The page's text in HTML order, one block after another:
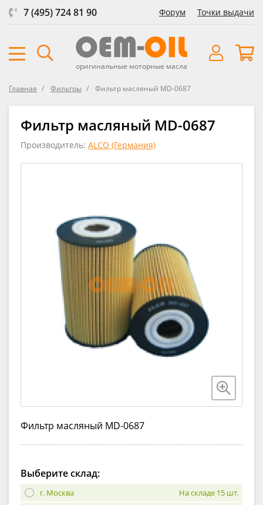
7 (495) 724 81 90 Форум Точки выдачи
оригинальные моторные масла
Главная Фильтры Фильтр масляный MD-0687
Фильтр масляный MD-0687
Производитель: ALCO (Германия)
Фильтр масляный MD-0687
Выберите склад:
г. Москва
На складе 15 шт.